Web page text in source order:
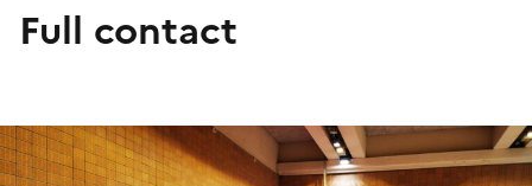
Full contact